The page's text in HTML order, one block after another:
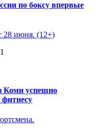
по боксу впервые
28 июня. (12+)
Коми успешно